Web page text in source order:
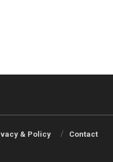
& Policy Contact